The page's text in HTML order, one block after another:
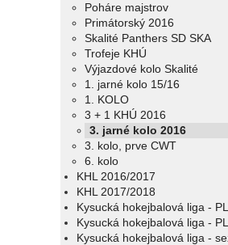
Poháre majstrov
Primátorský 2016
Skalité Panthers SD SKA
Trofeje KHÚ
Výjazdové kolo Skalité
1. jarné kolo 15/16
1. KOLO
3 + 1 KHÚ 2016
3. jarné kolo 2016
3. kolo, prve CWT
6. kolo
KHL 2016/2017
KHL 2017/2018
Kysucká hokejbalová liga -
Kysucká hokejbalová liga -
Kysucká hokejbalová liga -